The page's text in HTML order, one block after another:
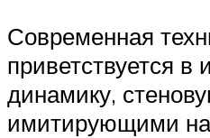
Современная
приветствуется
динамику,
имитирующими